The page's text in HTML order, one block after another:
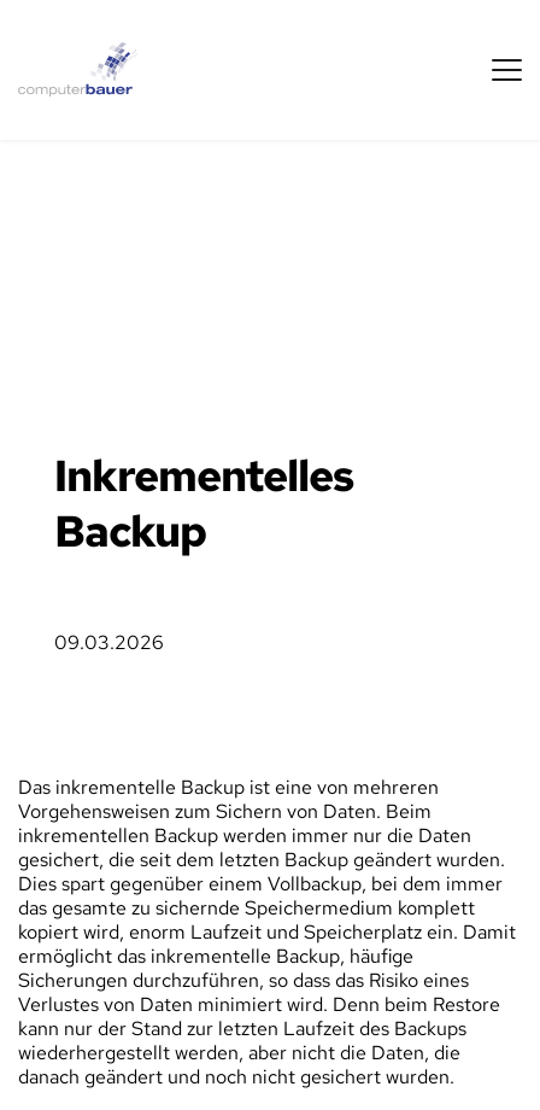
Inkrementelles
Backup
09.03.2026
Das inkrementelle Backup ist eine von mehreren
Vorgehensweisen zum Sichern von Daten. Beim
inkrementellen Backup werden immer nur die Daten
gesichert, die seit dem letzten Backup geändert wurden.
Dies spart gegenüber einem Vollbackup, bei dem immer
das gesamte zu sichernde Speichermedium komplett
kopiert wird, enorm Laufzeit und Speicherplatz ein. Damit
ermöglicht das inkrementelle Backup, häufige
Sicherungen durchzuführen, so dass das Risiko eines
Verlustes von Daten minimiert wird. Denn beim Restore
kann nur der Stand zur letzten Laufzeit des Backups
wiederhergestellt werden, aber nicht die Daten, die
danach geändert und noch nicht gesichert wurden.